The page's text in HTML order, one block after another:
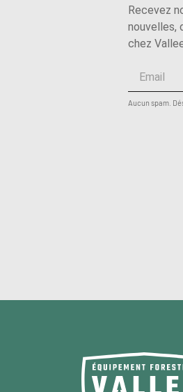
Recevez
nouvelles,
chez
Aucun spam.